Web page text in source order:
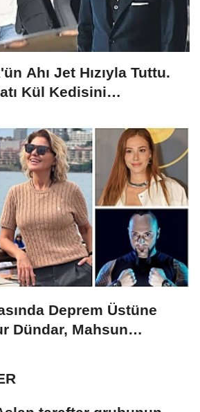
Ahı Jet Hızıyla Tuttu.
Kül Kedisini
Deprem Üstüne
Dündar, Mahsun